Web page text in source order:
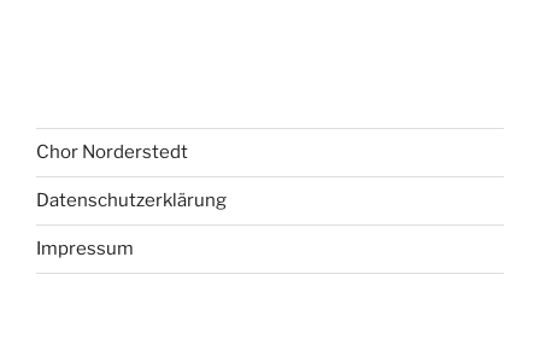
Chor Norderstedt
Datenschutzerklärung
Impressum